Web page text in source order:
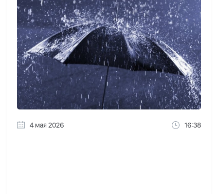
4 мая 2026 16:38